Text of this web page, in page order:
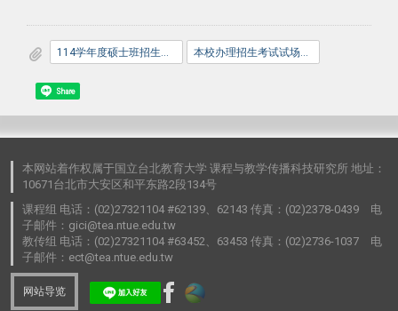
Share
本网站着作权属于国立台北教育大学 课程与教学传播科技研究所 地址：
10671台北市大安区和平东路2段134号
课程组 电话：(02)27321104 #62139、62143 传真：(02)2378-0439 电
子邮件：gici@tea.ntue.edu.tw
教传组 电话：(02)27321104 #63452、63453 传真：(02)2736-1037 电
子邮件：ect@tea.ntue.edu.tw
网站导览